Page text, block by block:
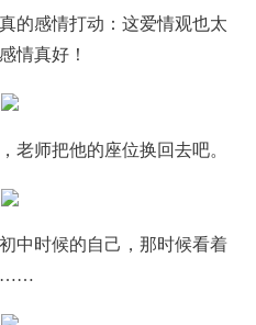
感情打动：这爱情观也太
情真好！
师把他的座位换回去吧。
时候的自己，那时候看着
……